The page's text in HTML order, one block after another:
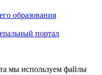
образования
портал
мы используем файлы